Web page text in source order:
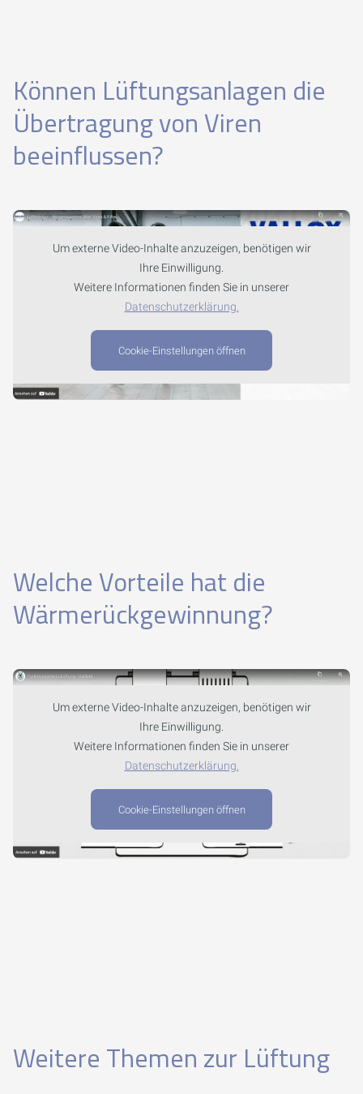
Können Lüftungsanlagen die
Übertragung von Viren
beeinflussen?
Um externe Video-Inhalte anzuzeigen, benötigen wir
Ihre Einwilligung.
Weitere Informationen finden Sie in unserer
Datenschutzerklärung.
Cookie-Einstellungen öffnen
Welche Vorteile hat die
Wärmerückgewinnung?
Um externe Video-Inhalte anzuzeigen, benötigen wir
Ihre Einwilligung.
Weitere Informationen finden Sie in unserer
Datenschutzerklärung.
Cookie-Einstellungen öffnen
Weitere Themen zur Lüftung